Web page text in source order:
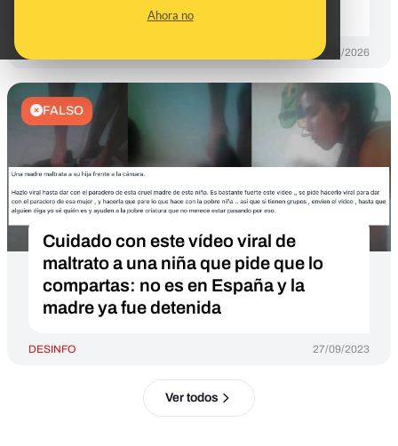
Ahora no
acusó de violencia doméstica
17/04/2026
FALSO
Cuidado con este vídeo viral de
maltrato a una niña que pide que lo
compartas: no es en España y la
madre ya fue detenida
DESINFO 27/09/2023
Ver todos